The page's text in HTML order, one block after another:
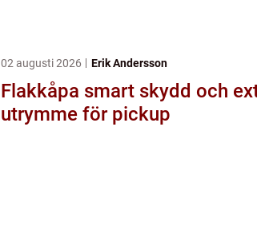
02 augusti 2026 Erik Andersson
Flakkåpa smart skydd och extra
utrymme för pickup